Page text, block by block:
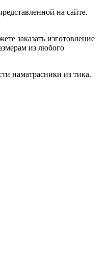
на сайте.
заказать изготовление
из любого
наматрасники из тика.